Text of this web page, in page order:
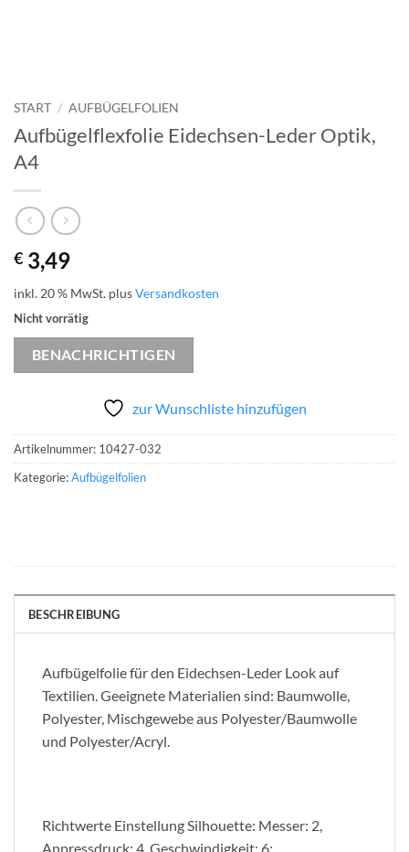
START / AUFBÜGELFOLIEN
Aufbügelflexfolie Eidechsen-Leder Optik,
A4
€ 3,49
inkl. 20 % MwSt. plusVersandkosten
Nicht vorrätig
BENACHRICHTIGEN
zur Wunschliste hinzufügen
Artikelnummer: 10427-032
Kategorie:Aufbügelfolien
BESCHREIBUNG
Aufbügelfolie für den Eidechsen-Leder Look auf
Textilien. Geeignete Materialien sind: Baumwolle,
Polyester, Mischgewebe aus Polyester/Baumwolle
und Polyester/Acryl.
Richtwerte Einstellung Silhouette: Messer: 2,
Anpressdruck: 4, Geschwindigkeit: 6;